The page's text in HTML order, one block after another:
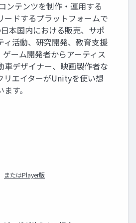
ンテンツを制作・運用する
ードするプラットフォームで
本国内における販売、サポ
ィ活動、研究開発、教育支援
ゲーム開発者からアーティス
車デザイナー、映画製作者な
リエイターがUnityを使い想
す。
またはPlayer版